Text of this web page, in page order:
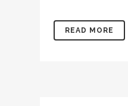
READ MORE